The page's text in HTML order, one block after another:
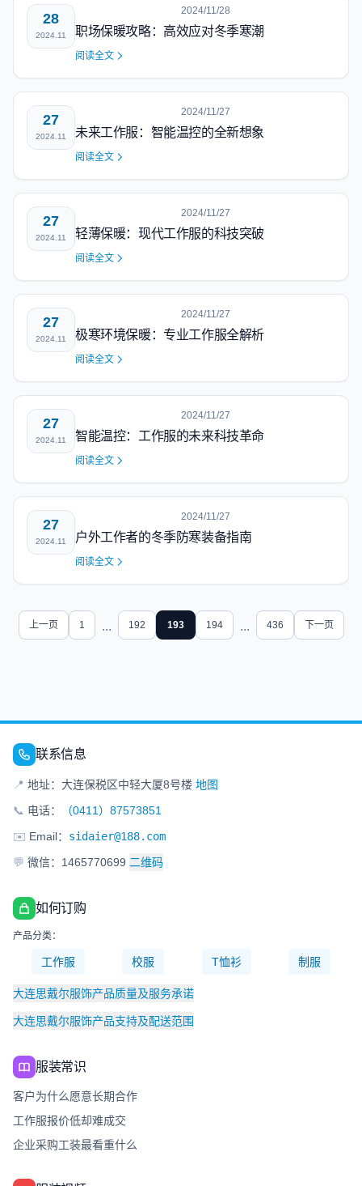
28
2024.11
2024/11/28
职场保暖攻略：高效应对冬季寒潮
阅读全文
27
2024.11
2024/11/27
未来工作服：智能温控的全新想象
阅读全文
27
2024.11
2024/11/27
轻薄保暖：现代工作服的科技突破
阅读全文
27
2024.11
2024/11/27
极寒环境保暖：专业工作服全解析
阅读全文
27
2024.11
2024/11/27
智能温控：工作服的未来科技革命
阅读全文
27
2024.11
2024/11/27
户外工作者的冬季防寒装备指南
阅读全文
上一页 1 ... 192 193 194 ... 436 下一页
联系信息
📍 地址：大连保税区中轻大厦8号楼 地图
📞 电话：
（0411）87573851
✉️ Email： sidaier@188.com
💬 微信：1465770699 二维码
如何订购
产品分类：
工作服 校服 T恤衫 制服
大连思戴尔服饰产品质量及服务承诺
大连思戴尔服饰产品支持及配送范围
服装常识
客户为什么愿意长期合作
工作服报价低却难成交
企业采购工装最看重什么